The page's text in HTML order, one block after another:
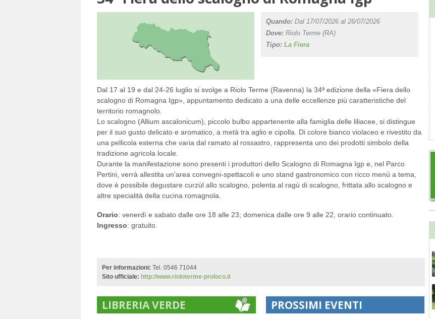
Quando: Dal 17/07/2026 al 26/07/2026
Dove: Riolo Terme (RA)
Tipo: La Fiera
Dal 17 al 19 e dal 24-26 luglio si svolge a Riolo Terme (Ravenna) la 34ª edizione della «Fiera dello
scalogno di Romagna Igp», appuntamento dedicato a una delle eccellenze più caratteristiche del
territorio romagnolo.
Lo scalogno (Allium ascalonicum), piccolo bulbo appartenente alla famiglia delle liliacee, si distingue
per il suo gusto delicato e aromatico, a metà tra aglio e cipolla. Di colore bianco violaceo e rivestito da
una pellicola esterna che varia dal ramato al rossastro, rappresenta uno dei prodotti simbolo della
tradizione agricola locale.
Durante la manifestazione sono presenti i produttori dello Scalogno di Romagna Igp e, nel Parco
Pertini, verrà allestita un’area convegni-spettacoli e uno stand gastronomico con ricco menù a tema,
dove è possibile degustare curzùl allo scalogno, polenta al ragù di scalogno, frittata allo scalogno e
altre specialità della cucina romagnola.
Orario: venerdì e sabato dalle ore 18 alle 23; domenica dalle ore 9 alle 22, orario continuato.
Ingresso: gratuito.
Per informazioni: Tel. 0546 71044
Sito ufficiale: http://www.rioloterme-proloco.it
LIBRERIA VERDE PROSSIMI EVENTI